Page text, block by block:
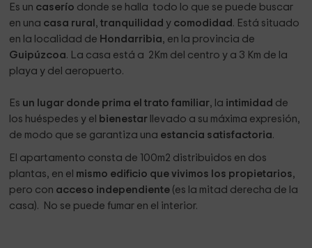
Es un caserío donde se halla todo lo que se puede buscar
en una casa rural ,tranquilidad y comodidad . Está situado
en la localidad de Hondarribia, en la provincia de
Guipúzcoa. La casa está a 2Km del centro y a 3 Km de la
playa y del aeropuerto.
Es un lugar donde prima el trato familiar, la intimidad de
los huéspedes y el
bienestar
llevado a su máxima expresión,
de modo que se garantiza una estancia satisfactoria.
El apartamento consta de 100m2 distribuidos en dos
plantas, en el mismo edificio que vivimos los propietarios,
pero con acceso independiente (es la mitad derecha de la
casa). No se puede fumar en el interior.